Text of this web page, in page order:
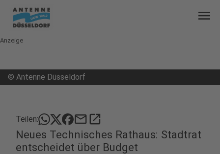
menu
Anzeige
© Antenne Düsseldorf
Teilen: mailopen_in_new
Neues Technisches Rathaus: Stadtrat
entscheidet über Budget